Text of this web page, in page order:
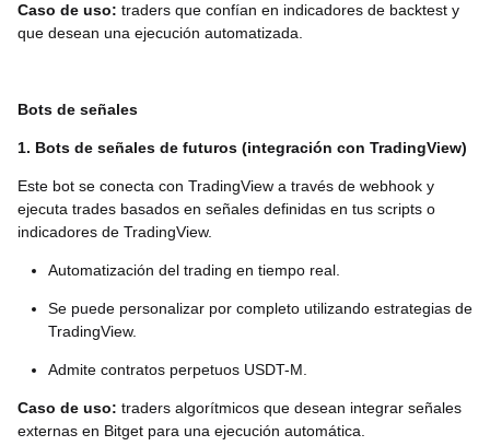
Caso de uso: traders que confían en indicadores de backtest y
que desean una ejecución automatizada.
Bots de señales
1. Bots de señales de futuros (integración con TradingView)
Este bot se conecta con TradingView a través de webhook y
ejecuta trades basados en señales definidas en tus scripts o
indicadores de TradingView.
Automatización del trading en tiempo real.
Se puede personalizar por completo utilizando estrategias de
TradingView.
Admite contratos perpetuos USDT-M.
Caso de uso: traders algorítmicos que desean integrar señales
externas en Bitget para una ejecución automática.